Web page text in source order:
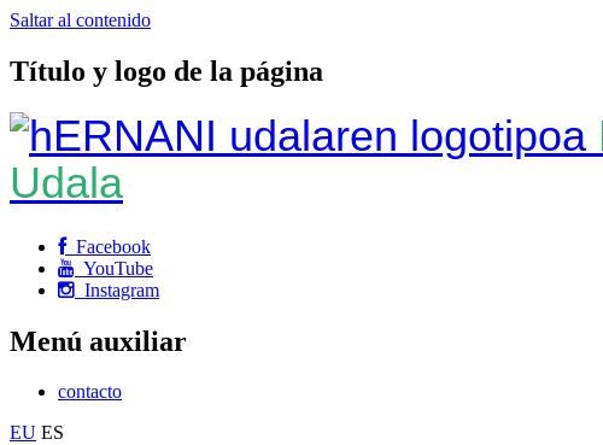
Saltar al contenido
Título y logo de la página
Udala
Facebook
YouTube
Instagram
Menú auxiliar
contacto
EU ES